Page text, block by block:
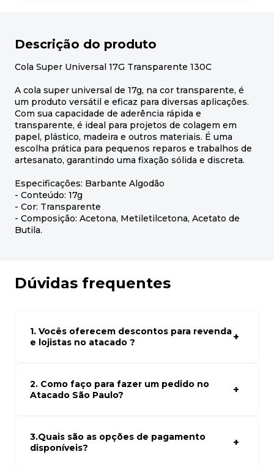
Descrição do produto
Cola Super Universal 17G Transparente 130C
A cola super universal de 17g, na cor transparente, é
um produto versátil e eficaz para diversas aplicações.
Com sua capacidade de aderência rápida e
transparente, é ideal para projetos de colagem em
papel, plástico, madeira e outros materiais. É uma
escolha prática para pequenos reparos e trabalhos de
artesanato, garantindo uma fixação sólida e discreta.
Especificações: Barbante Algodão
- Conteúdo: 17g
- Cor: Transparente
- Composição: Acetona, Metiletilcetona, Acetato de
Butila.
Dúvidas frequentes
1. Vocês oferecem descontos para revenda
e lojistas no atacado ?
atacado empresas e compre com os melhores preços
para seu modelo de negócio
2. Como faço para fazer um pedido no
Atacado São Paulo?
carrinho. Em seguida, siga as instruções para finalizar a
compra. Se precisar de ajuda, nossa equipe de suporte
está à disposição para auxiliá-lo.
3.Quais são as opções de pagamento
disponíveis?